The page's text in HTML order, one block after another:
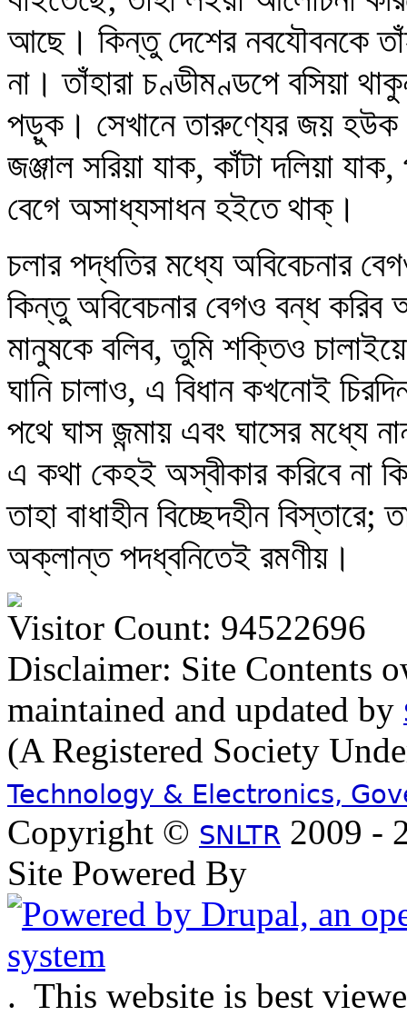
আছে। কিন্তু দেশের নবযৌবনকে
না। তাঁহারা চণ্ডীমণ্ডপে বসিয়া
পড়ুক। সেখানে তারুণ্যের জয় হউক।
জঞ্জাল সরিয়া যাক, কাঁটা দলিয়া
বেগে অসাধ্যসাধন হইতে থাক্‌।
চলার পদ্ধতির মধ্যে অবিবেচনার
কিন্তু অবিবেচনার বেগও বন্ধ করিব
মানুষকে বলিব, তুমি শক্তিও
ঘানি চালাও, এ বিধান কখনোই
পথে ঘাস জন্মায় এবং ঘাসের মধ্যে
এ কথা কেহই অস্বীকার করিবে না
তাহা বাধাহীন বিচ্ছেদহীন
অক্লান্ত পদধ্বনিতেই রমণীয়।
Visitor Count: 94522696
Disclaimer: Site Contents
maintained and updated by
(A Registered Society
Technology & Electronics,
Copyright © SNLTR 2009 -
Site Powered By
. This website is best